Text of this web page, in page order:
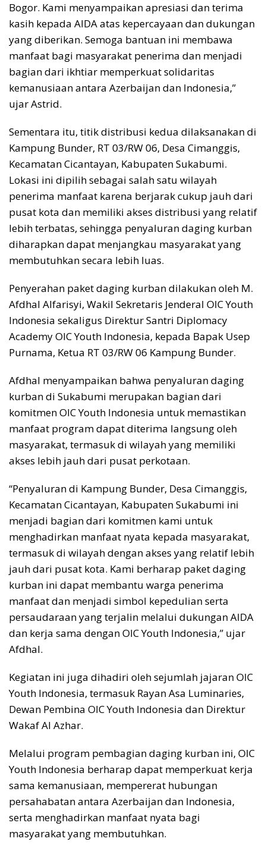
Bogor. Kami menyampaikan apresiasi dan terima
kasih kepada AIDA atas kepercayaan dan dukungan
yang diberikan. Semoga bantuan ini membawa
manfaat bagi masyarakat penerima dan menjadi
bagian dari ikhtiar memperkuat solidaritas
kemanusiaan antara Azerbaijan dan Indonesia,”
ujar Astrid.
Sementara itu, titik distribusi kedua dilaksanakan di
Kampung Bunder, RT 03/RW 06, Desa Cimanggis,
Kecamatan Cicantayan, Kabupaten Sukabumi.
Lokasi ini dipilih sebagai salah satu wilayah
penerima manfaat karena berjarak cukup jauh dari
pusat kota dan memiliki akses distribusi yang relatif
lebih terbatas, sehingga penyaluran daging kurban
diharapkan dapat menjangkau masyarakat yang
membutuhkan secara lebih luas.
Penyerahan paket daging kurban dilakukan oleh M.
Afdhal Alfarisyi, Wakil Sekretaris Jenderal OIC Youth
Indonesia sekaligus Direktur Santri Diplomacy
Academy OIC Youth Indonesia, kepada Bapak Usep
Purnama, Ketua RT 03/RW 06 Kampung Bunder.
Afdhal menyampaikan bahwa penyaluran daging
kurban di Sukabumi merupakan bagian dari
komitmen OIC Youth Indonesia untuk memastikan
manfaat program dapat diterima langsung oleh
masyarakat, termasuk di wilayah yang memiliki
akses lebih jauh dari pusat perkotaan.
“Penyaluran di Kampung Bunder, Desa Cimanggis,
Kecamatan Cicantayan, Kabupaten Sukabumi ini
menjadi bagian dari komitmen kami untuk
menghadirkan manfaat nyata kepada masyarakat,
termasuk di wilayah dengan akses yang relatif lebih
jauh dari pusat kota. Kami berharap paket daging
kurban ini dapat membantu warga penerima
manfaat dan menjadi simbol kepedulian serta
persaudaraan yang terjalin melalui dukungan AIDA
dan kerja sama dengan OIC Youth Indonesia,” ujar
Afdhal.
Kegiatan ini juga dihadiri oleh sejumlah jajaran OIC
Youth Indonesia, termasuk Rayan Asa Luminaries,
Dewan Pembina OIC Youth Indonesia dan Direktur
Wakaf Al Azhar.
Melalui program pembagian daging kurban ini, OIC
Youth Indonesia berharap dapat memperkuat kerja
sama kemanusiaan, mempererat hubungan
persahabatan antara Azerbaijan dan Indonesia,
serta menghadirkan manfaat nyata bagi
masyarakat yang membutuhkan.